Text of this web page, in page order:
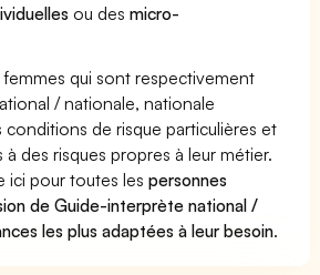
ou desmicro-
qui sont respectivement
/ nationale, nationale
conditions de risque particulières et
des risques propres à leur métier.
ici pour toutes lespersonnes
de Guide-interprète national /
les plus adaptées à leur besoin.